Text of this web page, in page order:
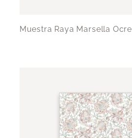
Muestra Raya Marsella Ocre